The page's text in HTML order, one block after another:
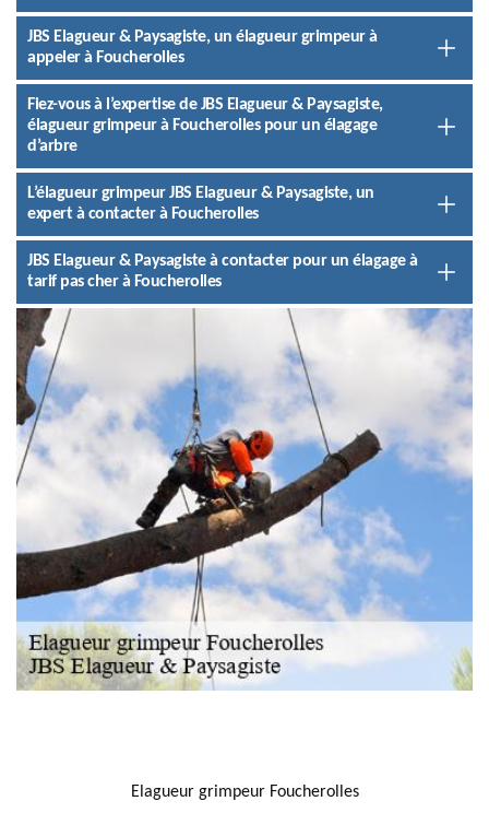
JBS Elagueur & Paysagiste, un élagueur grimpeur à
appeler à Foucherolles
Fiez-vous à l’expertise de JBS Elagueur & Paysagiste,
élagueur grimpeur à Foucherolles pour un élagage
d’arbre
L’élagueur grimpeur JBS Elagueur & Paysagiste, un
expert à contacter à Foucherolles
JBS Elagueur & Paysagiste à contacter pour un élagage à
tarif pas cher à Foucherolles
Elagueur grimpeur Foucherolles